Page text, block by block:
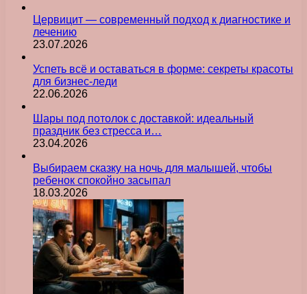
Цервицит — современный подход к диагностике и
лечению
23.07.2026
Успеть всё и оставаться в форме: секреты красоты
для бизнес-леди
22.06.2026
Шары под потолок с доставкой: идеальный
праздник без стресса и…
23.04.2026
Выбираем сказку на ночь для малышей, чтобы
ребенок спокойно засыпал
18.03.2026